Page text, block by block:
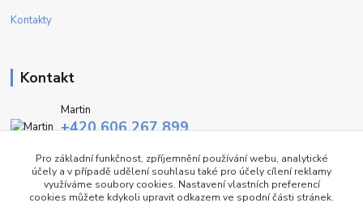
Kontakty
Kontakt
Martin
+420 606 267 899
info@fashiontrend.cz
Pro základní funkčnost, zpříjemnění používání webu, analytické
účely a v případě udělení souhlasu také pro účely cílení reklamy
využíváme soubory cookies. Nastavení vlastních preferencí
cookies můžete kdykoli upravit odkazem ve spodní části stránek.